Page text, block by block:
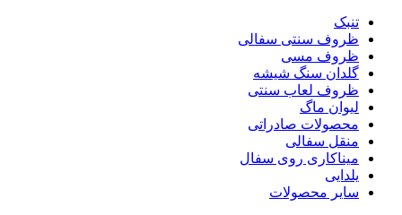
تنبک
ظروف سنتی سفالی
ظروف مسی
گلدان سنگ شیشه
ظروف لعاب سنتی
لیوان ماگ
محصولات صادراتی
منقل سفالی
میناکاری روی سفال
یلدایی
سایر محصولات